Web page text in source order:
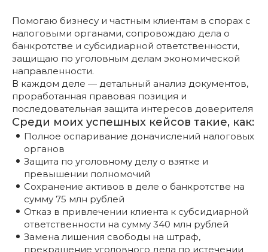
Помогаю бизнесу и частным клиентам в спорах с
налоговыми органами, сопровождаю дела о
банкротстве и субсидиарной ответственности,
защищаю по уголовным делам экономической
направленности.
В каждом деле — детальный анализ документов,
проработанная правовая позиция и
последовательная защита интересов доверителя
Среди моих успешных кейсов такие, как:
Полное оспаривание доначислений налоговых
органов
Защита по уголовному делу о взятке и
превышении полномочий
Сохранение активов в деле о банкротстве на
сумму 75 млн рублей
Отказ в привлечении клиента к субсидиарной
ответственности на сумму 340 млн рублей
Замена лишения свободы на штраф,
прекращение уголовного дела по истечении